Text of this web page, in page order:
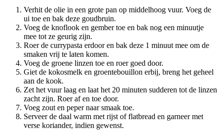
Verhit de olie in een grote pan op middelhoog vuur. Voeg de
ui toe en bak deze goudbruin.
Voeg de knoflook en gember toe en bak nog een minuutje
mee tot ze geurig zijn.
Roer de currypasta erdoor en bak deze 1 minuut mee om de
smaken vrij te laten komen.
Voeg de groene linzen toe en roer goed door.
Giet de kokosmelk en groentebouillon erbij, breng het geheel
aan de kook.
Zet het vuur laag en laat het 20 minuten sudderen tot de linzen
zacht zijn. Roer af en toe door.
Voeg zout en peper naar smaak toe.
Serveer de daal warm met rijst of flatbread en garneer met
verse koriander, indien gewenst.